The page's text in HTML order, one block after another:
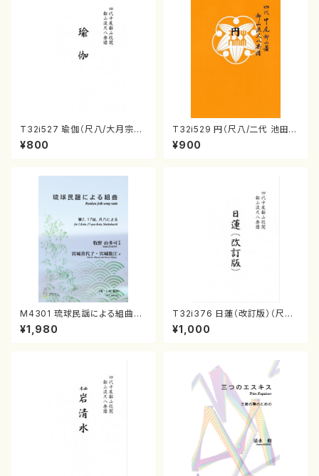
T32i527 瑜伽（尺八/大月宗明/
楽譜）都山流公刊楽譜曲番:223
6
¥800
T32i529 円（尺八/二代 池田静
山/楽譜）都山流公刊楽譜曲番:2
238
¥900
M4301 琉球民謡による組曲
（箏/牧野由多可作曲/宮城喜代
子・宮城数江著/箏曲楽譜）
¥1,980
T32i376 日蓮（改訂版）（尺八/
宮城道雄/楽譜）都山流公刊楽譜
曲番:2081
¥1,000